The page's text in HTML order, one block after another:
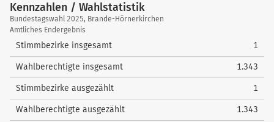
Kennzahlen / Wahlstatistik
Kennzahlen
/
Wahlstatistik
Bundestagswahl 2025, Brande-Hörnerkirchen
Amtliches Endergebnis
Stimmbezirke insgesamt 1
Wahlberechtigte insgesamt 1.343
Stimmbezirke ausgezählt 1
Wahlberechtigte ausgezählt 1.343